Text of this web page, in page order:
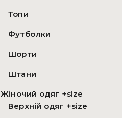
Топи
Футболки
Шорти
Штани
Жіночий одяг +size
Верхній одяг +size